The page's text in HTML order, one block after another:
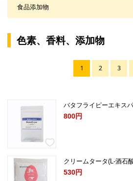
食品添加物
色素、香料、添加物
1 2 3
バタフライピーエキス
800円
クリームタータ(L-酒石
530円